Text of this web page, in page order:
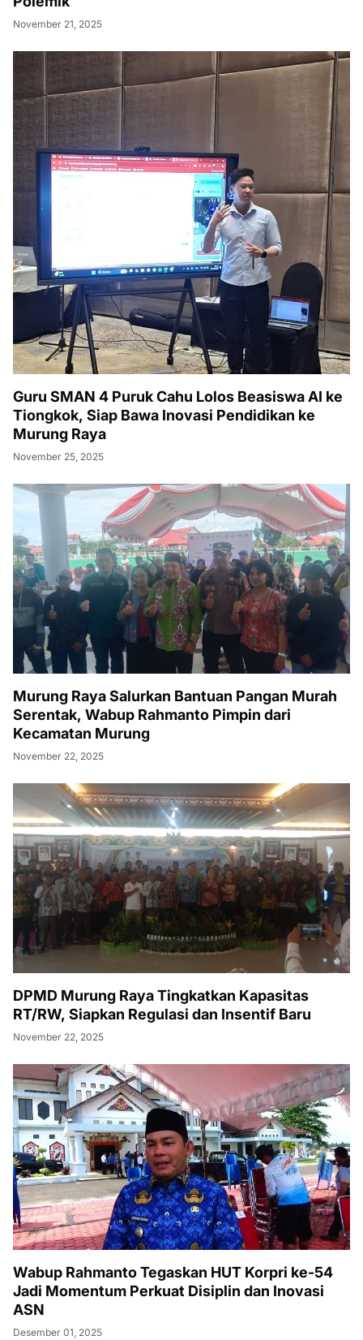
November 21, 2025
Guru SMAN 4 Puruk Cahu Lolos Beasiswa AI ke
Tiongkok, Siap Bawa Inovasi Pendidikan ke
Murung Raya
November 25, 2025
Murung Raya Salurkan Bantuan Pangan Murah
Serentak, Wabup Rahmanto Pimpin dari
Kecamatan Murung
November 22, 2025
DPMD Murung Raya Tingkatkan Kapasitas
RT/RW, Siapkan Regulasi dan Insentif Baru
November 22, 2025
Wabup Rahmanto Tegaskan HUT Korpri ke-54
Jadi Momentum Perkuat Disiplin dan Inovasi
ASN
Desember 01, 2025